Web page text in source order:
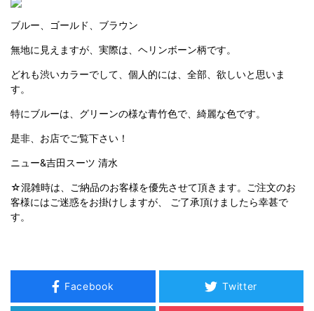
ブルー、ゴールド、ブラウン
無地に見えますが、実際は、ヘリンボーン柄です。
どれも渋いカラーでして、個人的には、全部、欲しいと思いま
す。
特にブルーは、グリーンの様な青竹色で、綺麗な色です。
是非、お店でご覧下さい！
ニュー&吉田スーツ 清水
☆混雑時は、ご納品のお客様を優先させて頂きます。ご注文のお
客様にはご迷惑をお掛けしますが、 ご了承頂けましたら幸甚で
す。
Facebook Twitter